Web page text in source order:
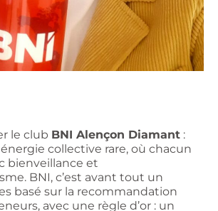
le club BNI Alençon Diamant :
collective rare, où chacun
bienveillance et
BNI, c’est avant tout un
basé sur la recommandation
avec une règle d’or : un